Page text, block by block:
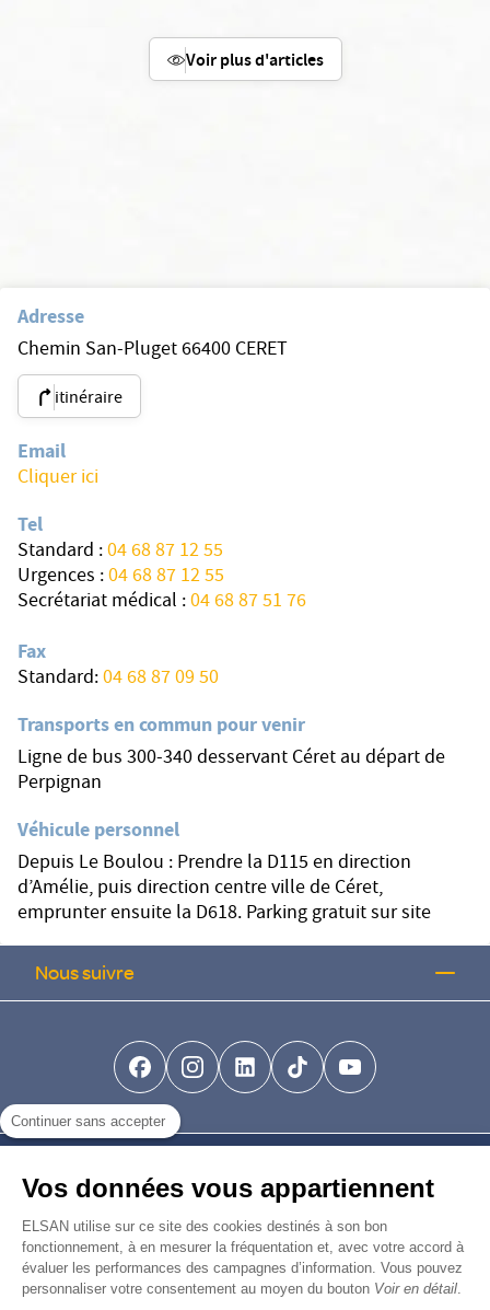
Continuer sans accepter
Vos données vous appartiennent
ELSAN utilise sur ce site des cookies destinés à son bon
fonctionnement, à en mesurer la fréquentation et, avec votre accord à
évaluer les performances des campagnes d’information. Vous pouvez
personnaliser votre consentement au moyen du bouton Voir en détail
Voir plus d'articles
Adresse
Chemin San-Pluget 66400 CERET
itinéraire
Email
Cliquer ici
Tel
Standard :04 68 87 12 55
Urgences :04 68 87 12 55
Secrétariat médical :04 68 87 51 76
Fax
Standard:04 68 87 09 50
Transports en commun pour venir
Ligne de bus 300-340 desservant Céret au départ de
Perpignan
Véhicule personnel
Depuis Le Boulou : Prendre la D115 en direction
d’Amélie, puis direction centre ville de Céret,
emprunter ensuite la D618. Parking gratuit sur site
Nous suivre
facebook-brands
instagramlinkedin-brands
tiktok-brands
youtube
Nous rejoindre
Devenir fournisseur